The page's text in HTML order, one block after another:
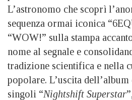
L’astronomo che scoprì
sequenza ormai iconica
“WOW!” sulla stampa
nome al segnale e
tradizione scientifica e nella
popolare. L’uscita dell’album
singoli “Nightshift Superstar